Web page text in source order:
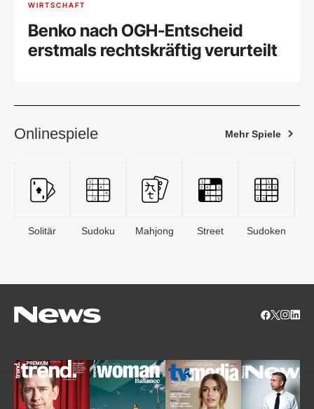
WIRTSCHAFT
Benko nach OGH-Entscheid
erstmals rechtskräftig verurteilt
Onlinespiele Mehr Spiele
Solitär Sudoku Mahjong Street Sudoken